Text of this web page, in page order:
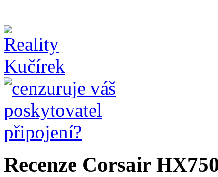
Recenze Corsair